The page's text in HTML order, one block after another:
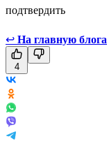
подтвердить
↩ На главную блога
4